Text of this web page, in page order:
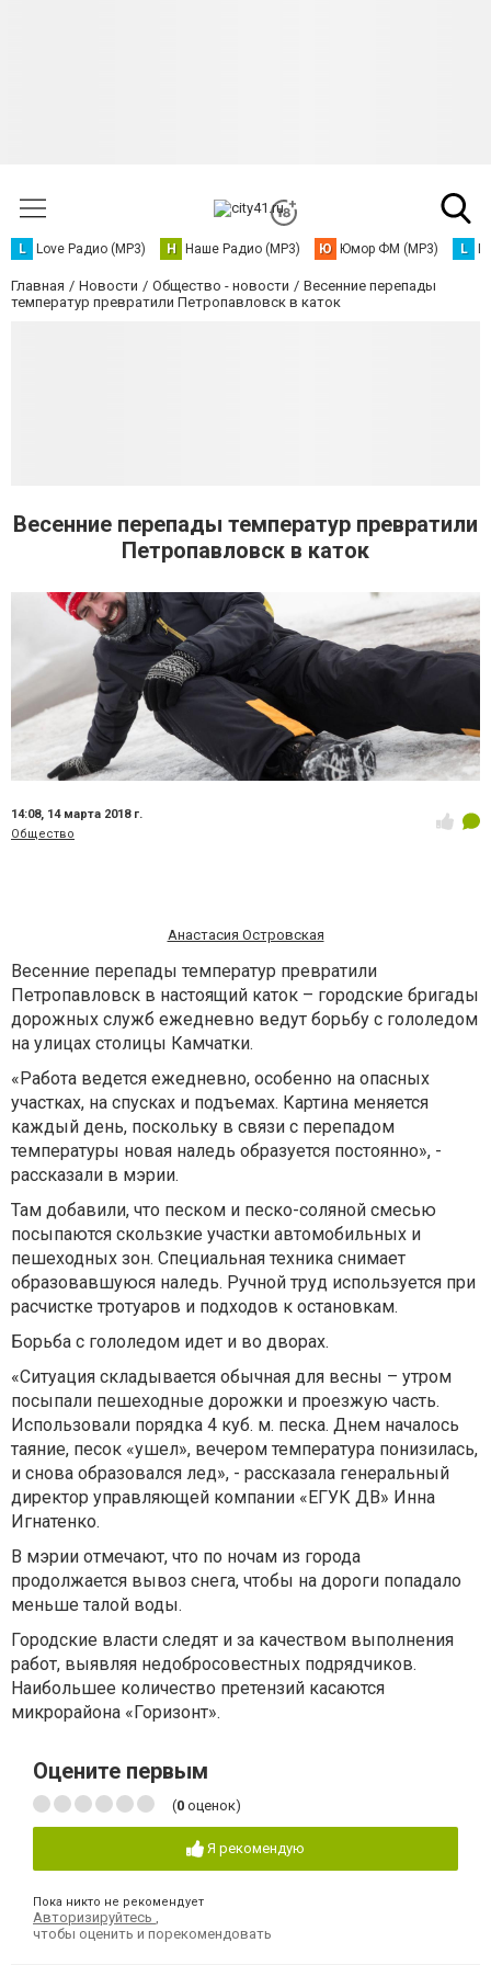
L Love Радио (MP3) Н Наше Радио (MP3) Ю Юмор ФМ (MP3) L
Главная Новости Общество - новости
Весенние перепады
температур превратили Петропавловск в каток
Весенние перепады температур превратили
Петропавловск в каток
14:08, 14 марта 2018 г.
Общество
Анастасия Островская
Весенние перепады температур превратили
Петропавловск в настоящий каток – городские бригады
дорожных служб ежедневно ведут борьбу с гололедом
на улицах столицы Камчатки.
«Работа ведется ежедневно, особенно на опасных
участках, на спусках и подъемах. Картина меняется
каждый день, поскольку в связи с перепадом
температуры новая наледь образуется постоянно», -
рассказали в мэрии.
Там добавили, что песком и песко-соляной смесью
посыпаются скользкие участки автомобильных и
пешеходных зон. Специальная техника снимает
образовавшуюся наледь. Ручной труд используется при
расчистке тротуаров и подходов к остановкам.
Борьба с гололедом идет и во дворах.
«Ситуация складывается обычная для весны – утром
посыпали пешеходные дорожки и проезжую часть.
Использовали порядка 4 куб. м. песка. Днем началось
таяние, песок «ушел», вечером температура понизилась,
и снова образовался лед», - рассказала генеральный
директор управляющей компании «ЕГУК ДВ» Инна
Игнатенко.
В мэрии отмечают, что по ночам из города
продолжается вывоз снега, чтобы на дороги попадало
меньше талой воды.
Городские власти следят и за качеством выполнения
работ, выявляя недобросовестных подрядчиков.
Наибольшее количество претензий касаются
микрорайона «Горизонт».
Оцените первым
(0 оценок)
Я рекомендую
Пока никто не рекомендует
Авторизируйтесь ,
чтобы оценить и порекомендовать